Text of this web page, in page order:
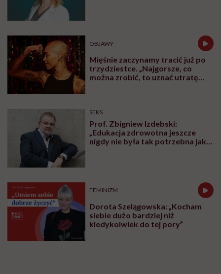
OBJAWY
Mięśnie zaczynamy tracić już po
trzydziestce. „Najgorsze, co
można zrobić, to uznać utratę
SEKS
Prof. Zbigniew Izdebski:
„Edukacja zdrowotna jeszcze
nigdy nie była tak potrzebna jak
FEMINIZM
Dorota Szelągowska: „Kocham
siebie dużo bardziej niż
kiedykolwiek do tej pory”